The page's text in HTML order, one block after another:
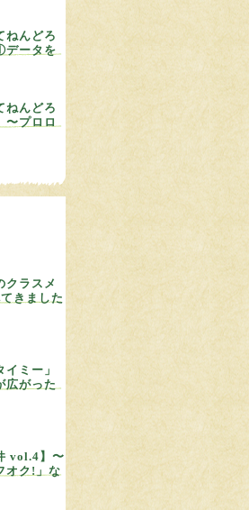
ねんどろ
データを
ねんどろ
〜プロロ
クラスメ
きました
ミー」
広がった
vol.4】〜
オク!」な